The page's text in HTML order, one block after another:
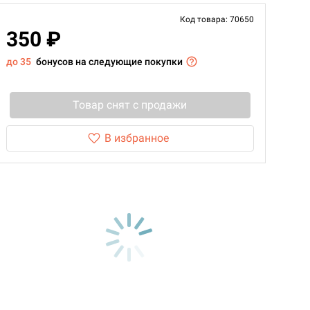
Код товара: 70650
350 ₽
до 35 бонусов на следующие покупки
Товар снят с продажи
В избранное